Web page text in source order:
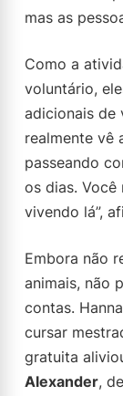
mas as
Como a
voluntário,
adicionais de
realmente vê
passeando
os dias.
vivendo lá”,
Embora não
animais, não
contas.
cursar
gratuita
Alexander,